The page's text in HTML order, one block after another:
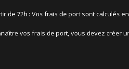
de 72h : Vos frais de port sont calculés
vos frais de port, vous devez créer